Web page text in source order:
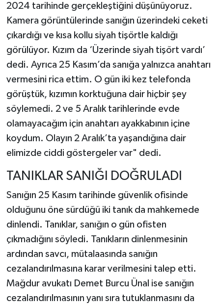
2024 tarihinde gerçekleştiğini düşünüyoruz.
Kamera görüntülerinde sanığın üzerindeki ceketi
çıkardığı ve kısa kollu siyah tişörtle kaldığı
görülüyor. Kızım da ‘Üzerinde siyah tişört vardı’
dedi. Ayrıca 25 Kasım’da sanığa yalnızca anahtarı
vermesini rica ettim. O gün iki kez telefonda
görüştük, kızımın korktuğuna dair hiçbir şey
söylemedi. 2 ve 5 Aralık tarihlerinde evde
olamayacağım için anahtarı ayakkabının içine
koydum. Olayın 2 Aralık’ta yaşandığına dair
elimizde ciddi göstergeler var" dedi.
TANIKLAR SANIĞI DOĞRULADI
Sanığın 25 Kasım tarihinde güvenlik ofisinde
olduğunu öne sürdüğü iki tanık da mahkemede
dinlendi. Tanıklar, sanığın o gün ofisten
çıkmadığını söyledi. Tanıkların dinlenmesinin
ardından savcı, mütalaasında sanığın
cezalandırılmasına karar verilmesini talep etti.
Mağdur avukatı Demet Burcu Ünal ise sanığın
cezalandırılmasının yanı sıra tutuklanmasını da